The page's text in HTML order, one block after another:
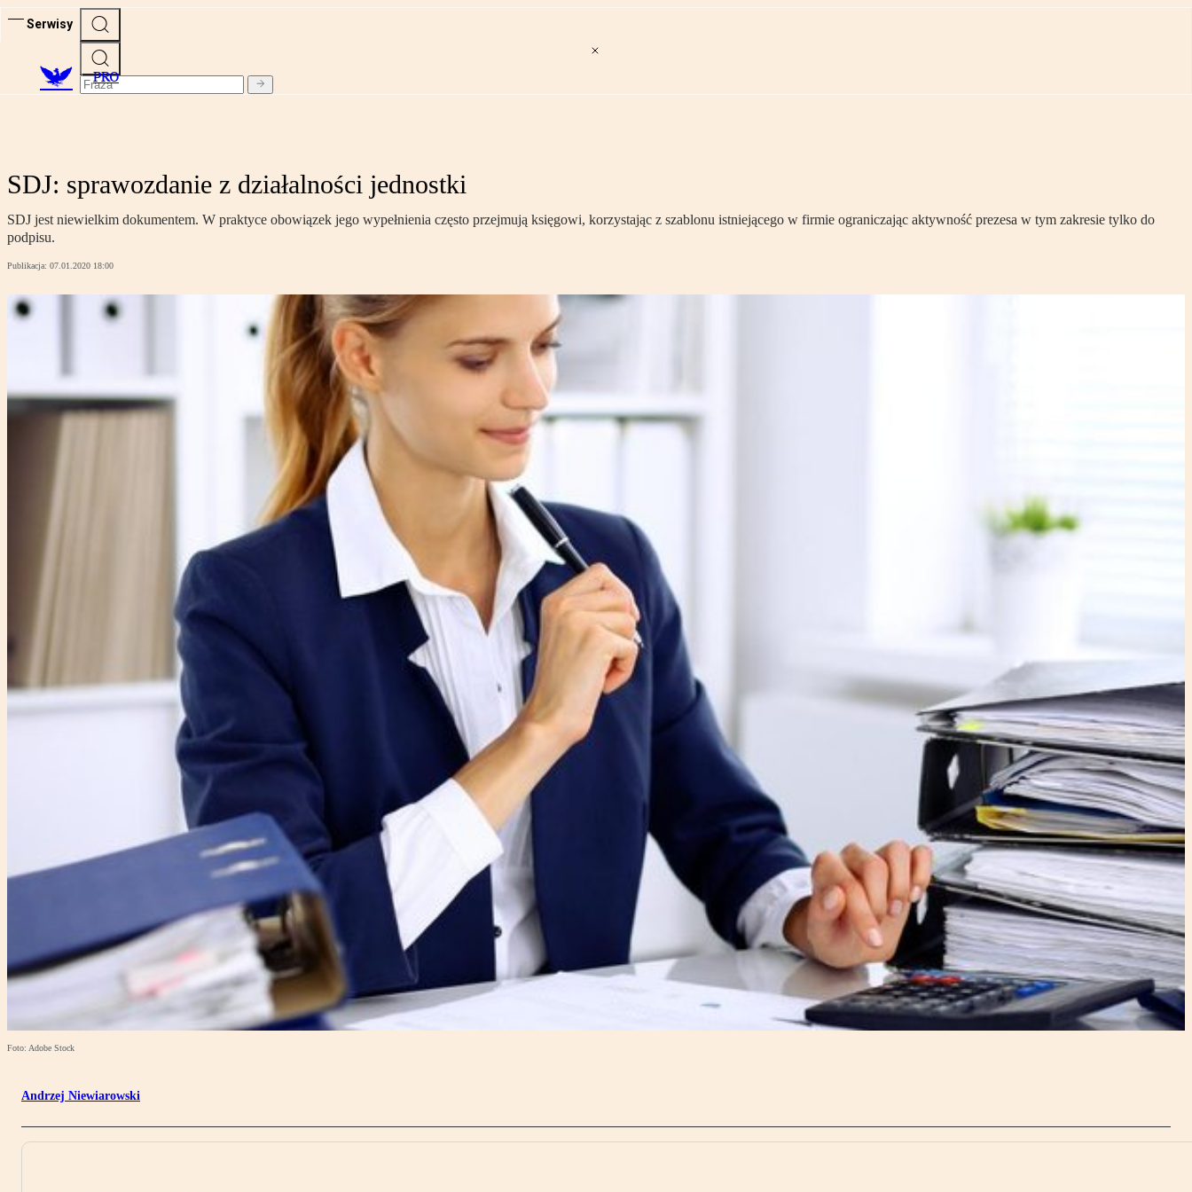
Serwisy
PRO
SDJ: sprawozdanie z działalności jednostki
SDJ jest niewielkim dokumentem. W praktyce obowiązek jego wypełnienia często przejmują księgowi, korzystając z szablonu istniejącego w firmie ograniczając aktywność prezesa w tym zakresie tylko do
podpisu.
Publikacja: 07.01.2020 18:00
Foto: Adobe Stock
Andrzej Niewiarowski